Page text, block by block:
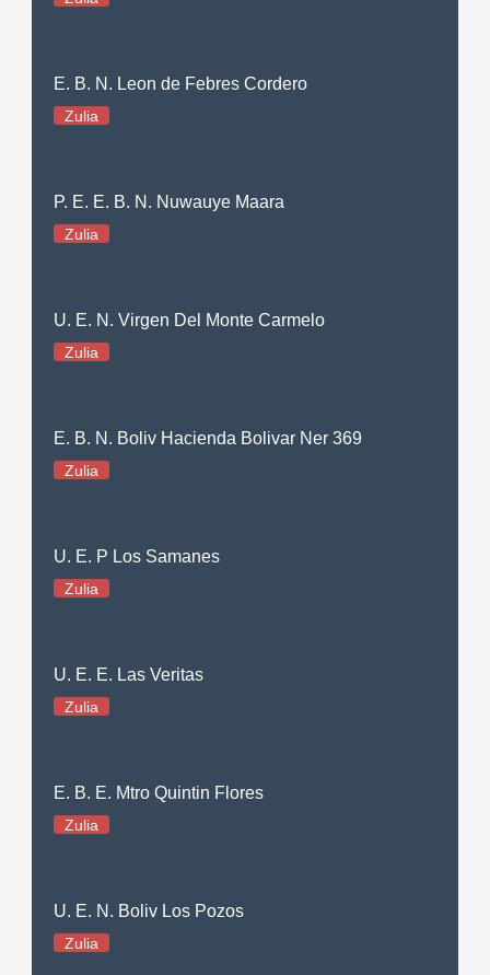
E. B. N. Leon de Febres Cordero
Zulia
P. E. E. B. N. Nuwauye Maara
Zulia
U. E. N. Virgen Del Monte Carmelo
Zulia
E. B. N. Boliv Hacienda Bolivar Ner 369
Zulia
U. E. P Los Samanes
Zulia
U. E. E. Las Veritas
Zulia
E. B. E. Mtro Quintin Flores
Zulia
U. E. N. Boliv Los Pozos
Zulia